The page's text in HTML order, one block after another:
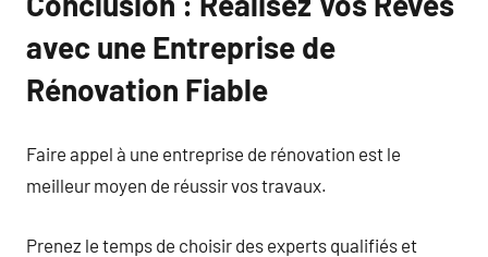
avec une Entreprise de
Rénovation Fiable
Faire appel à une entreprise de rénovation est le
meilleur moyen de réussir vos travaux.
Prenez le temps de choisir des experts qualifiés et